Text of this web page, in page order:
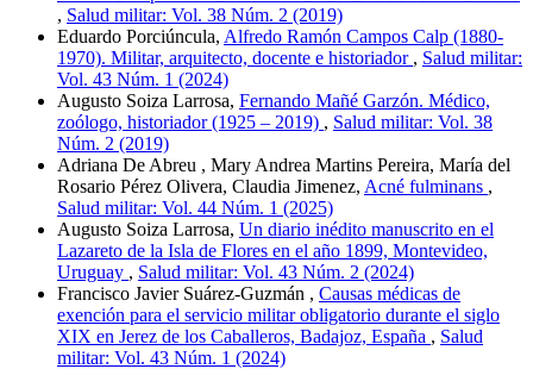
, Salud militar: Vol. 38 Núm. 2 (2019)
Eduardo Porciúncula, Alfredo Ramón Campos Calp (1880-
1970). Militar, arquitecto, docente e historiador , Salud militar:
Vol. 43 Núm. 1 (2024)
Augusto Soiza Larrosa, Fernando Mañé Garzón. Médico,
zoólogo, historiador (1925 – 2019) , Salud militar: Vol. 38
Núm. 2 (2019)
Adriana De Abreu , Mary Andrea Martins Pereira, María del
Rosario Pérez Olivera, Claudia Jimenez, Acné fulminans ,
Salud militar: Vol. 44 Núm. 1 (2025)
Augusto Soiza Larrosa, Un diario inédito manuscrito en el
Lazareto de la Isla de Flores en el año 1899, Montevideo,
Uruguay , Salud militar: Vol. 43 Núm. 2 (2024)
Francisco Javier Suárez-Guzmán , Causas médicas de
exención para el servicio militar obligatorio durante el siglo
XIX en Jerez de los Caballeros, Badajoz, España , Salud
militar: Vol. 43 Núm. 1 (2024)